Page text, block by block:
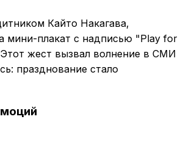
Кайто Накагава,
мини-плакат с надписью "Play for
жест вызвал волнение в СМИ
празднование стало